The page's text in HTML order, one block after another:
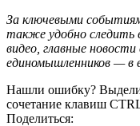
За ключевыми
также удобно следить
видео, главные
единомышленников — в
Нашли ошибку?
сочетание клавиш
Поделиться: